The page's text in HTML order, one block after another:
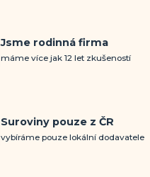
Jsme rodinná firma
máme více jak 12 let zkušeností
Suroviny pouze z ČR
vybíráme pouze lokální dodavatele